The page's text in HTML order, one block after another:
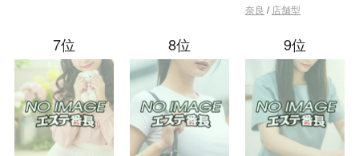
奈良 / 店舗型
7位 8位 9位